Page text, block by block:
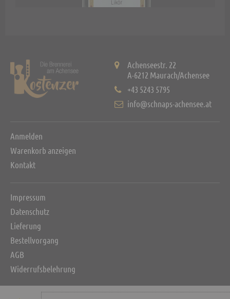
Achenseestr. 22
A-6212 Maurach/Achensee
+43 5243 5795
info@schnaps-achensee.at
Anmelden
Warenkorb anzeigen
Kontakt
Impressum
Datenschutz
Lieferung
Bestellvorgang
AGB
Widerrufsbelehrung